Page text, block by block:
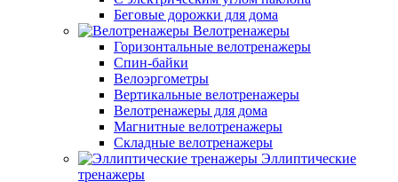
Беговые дорожки для дома
Велотренажеры
Горизонтальные велотренажеры
Спин-байки
Велоэргометры
Вертикальные велотренажеры
Велотренажеры для дома
Магнитные велотренажеры
Складные велотренажеры
Эллиптические
тренажеры